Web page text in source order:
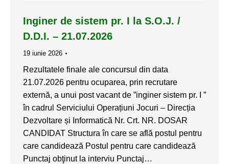
Inginer de sistem pr. I la S.O.J. /
D.D.I. – 21.07.2026
19 iunie 2026
Rezultatele finale ale concursul din data
21.07.2026 pentru ocuparea, prin recrutare
externă, a unui post vacant de ”inginer sistem pr. I ”
în cadrul Serviciului Operațiuni Jocuri – Direcția
Dezvoltare și Informatică Nr. Crt. NR. DOSAR
CANDIDAT Structura în care se află postul pentru
care candidează Postul pentru care candidează
Punctaj obţinut la interviu Punctaj…